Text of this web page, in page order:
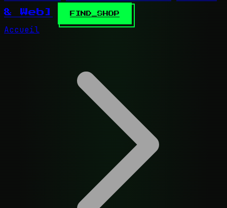
& Web]
FIND_SHOP
Accueil